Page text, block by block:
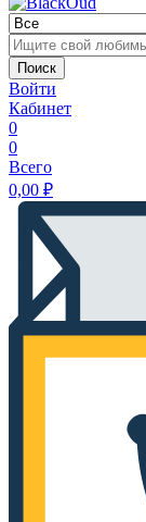
Поиск
Войти
Кабинет
0
0
Всего
0,00 ₽